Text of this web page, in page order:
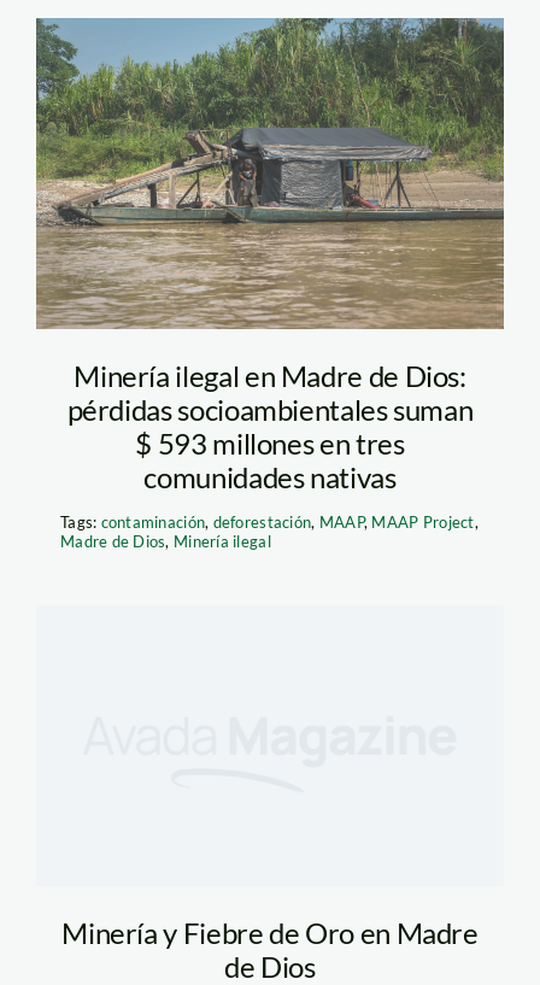
Draga mineria ilegal
Foto Diego Perez
SPDA
Minería ilegal en Madre de Dios:
pérdidas socioambientales suman
$ 593 millones en tres
comunidades nativas
Tags: contaminación, deforestación, MAAP, MAAP Project,
Madre de Dios, Minería ilegal
Minería y Fiebre de Oro en Madre
de Dios